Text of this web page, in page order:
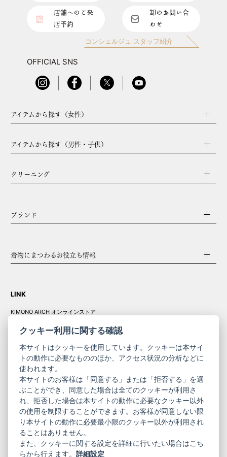
店舗へのご来
店予約
卸のお問い合
わせ
コンシェルジュ スタッフ紹介
OFFICIAL SNS
アイテムから探す（女性）
アイテムから探す（男性・子供）
クリーニング
ブランド
着物にまつわるお役立ち情報
LINK
KIMONO ARCH オンラインストア
コーポレート
サイト
きものやまと振
袖
サイト
ニュースレター
ご利用案内
お問い合わせ
プライバシーポリシー
特定商取引法に基づく表記
ご利用規約
クッキー利用に関する確認
本サイトはクッキーを使用しています。クッキーは本サイ
トの動作に必要なもののほか、アクセス状況の分析などに
使われます。
本サイトのお客様は「同意する」または「拒否する」を選
ぶことができ、同意した場合は全てのクッキーが利用さ
れ、拒否した場合は本サイトの動作に必要なクッキー以外
の使用を制限することができます。お客様が同意しない限
り本サイトの動作に必要最小限のクッキー以外が利用され
ることはありません。
また、クッキーに関する設定を詳細に行いたい場合はこち
らから行えます。詳細設定